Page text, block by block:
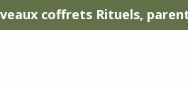
coffrets Rituels,